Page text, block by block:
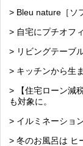
> Bleu nature［ソ
> 自宅にプチオフ
> リビングテーブ
> キッチンから生
> 【住宅ローン減
も対象に。
> イルミネーショ
> 冬のお風呂は ヒ